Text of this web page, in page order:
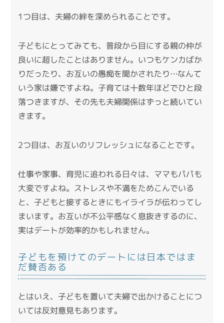
1つ目は、夫婦の絆を深められることです。
子どもにとってみても、普段から目にする親の仲が
良いに超したことはありません。いつもケンカばか
りだったり、お互いの愚痴を聞かされたり…なんて
いう家は嫌ですよね。子育ては十数年ほどでひと段
落つきますが、その先も夫婦関係はずっと続いてい
きます。
2つ目は、お互いのリフレッシュになることです。
仕事や家事、育児に追われる日々は、ママもパパも
大変ですよね。ストレスや不満をためこんでいる
と、子どもと接するときにもイライラが伝わってし
まいます。お互いが不公平感なく息抜きするのに、
実はデートが効率的かもしれません。
子どもを預けてのデートには日本ではま
だ賛否ある
とはいえ、子どもを置いて夫婦で出かけることにつ
いては反対意見もあります。